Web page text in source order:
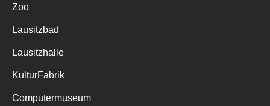
Zoo
Lausitzbad
Lausitzhalle
KulturFabrik
Computermuseum